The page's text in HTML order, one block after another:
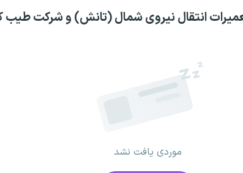
انتقال نیروی شمال (تانش) و شرکت طیب
موردی یافت نشد